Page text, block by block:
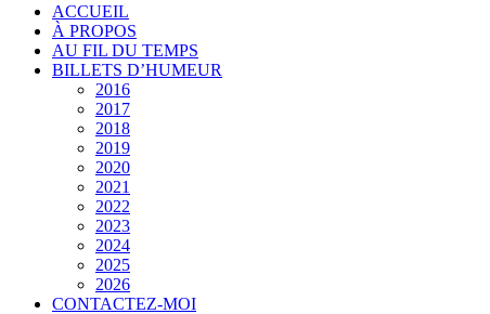
ACCUEIL
À PROPOS
AU FIL DU TEMPS
BILLETS D’HUMEUR
2016
2017
2018
2019
2020
2021
2022
2023
2024
2025
2026
CONTACTEZ-MOI